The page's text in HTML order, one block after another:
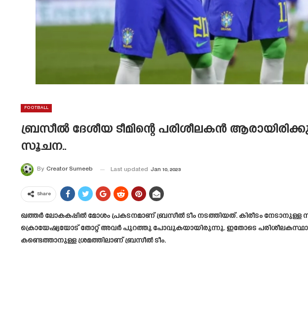
FOOTBALL
ബ്രസീൽ ദേശീയ ടീമിന്റെ പരിശീലകൻ
സൂചന..
By Creator Sumeeb Last updated Jan 10, 2023
Share
ഖത്തർ ലോകകപ്പിൽ മോശം പ്രകടനമാണ് ബ്രസീൽ ടീം നടത്തിയത്. കിരീടം
ക്രൊയേഷ്യയോട് തോറ്റ് അവർ പുറത്തു പോവുകയായിരുന്നു. ഇതോടെ പരിശീലകസ്ഥാനത്തു
കണ്ടെത്താനുള്ള ശ്രമത്തിലാണ് ബ്രസീൽ ടീം.